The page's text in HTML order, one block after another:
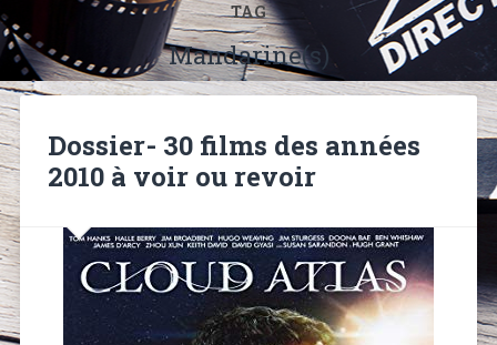
TAG
Mandarine(s)
Dossier- 30 films des années
2010 à voir ou revoir